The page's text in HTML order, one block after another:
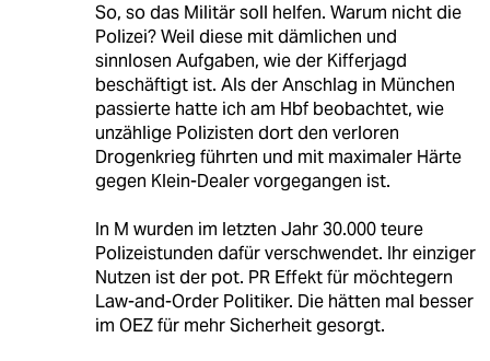
So, so das Militär soll helfen. Warum nicht die
Polizei? Weil diese mit dämlichen und
sinnlosen Aufgaben, wie der Kifferjagd
beschäftigt ist. Als der Anschlag in München
passierte hatte ich am Hbf beobachtet, wie
unzählige Polizisten dort den verloren
Drogenkrieg führten und mit maximaler Härte
gegen Klein-Dealer vorgegangen ist.
In M wurden im letzten Jahr 30.000 teure
Polizeistunden dafür verschwendet. Ihr einziger
Nutzen ist der pot. PR Effekt für möchtegern
Law-and-Order Politiker. Die hätten mal besser
im OEZ für mehr Sicherheit gesorgt.